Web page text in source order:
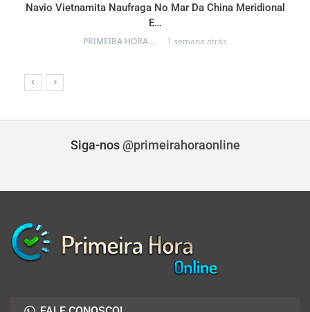
Navio Vietnamita Naufraga No Mar Da China Meridional
E…
PRIMEIRA HORA ONLINE 1 semana atrás
Siga-nos @primeirahoraonline